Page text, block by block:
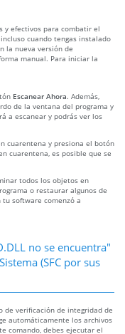
y efectivos para combatir el
cuando tengas instalado
la nueva versión de
manual. Para iniciar la
Escanear Ahora. Además,
de la ventana del programa y
a escanear y podrás ver los
cuarentena y presiona el botón
cuarentena, es posible que se
todos los objetos en
o restaurar algunos de
software comenzó a
no se encuentra"
(SFC por sus
de verificación de integridad de
automáticamente los archivos
comando, debes ejecutar el